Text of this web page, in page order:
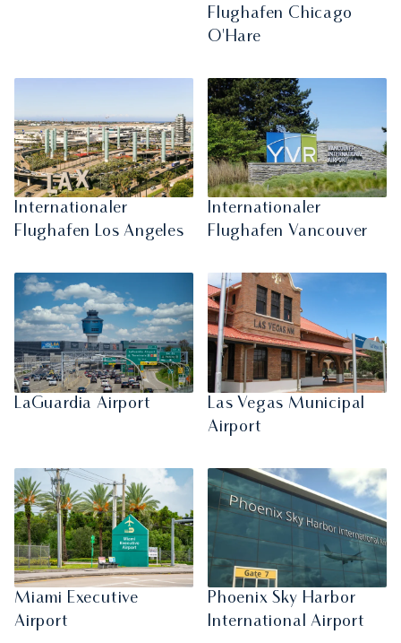
Flughafen Chicago
O'Hare
Internationaler
Flughafen Los Angeles
Internationaler
Flughafen Vancouver
LaGuardia Airport
Las Vegas Municipal
Airport
Miami Executive
Airport
Phoenix Sky Harbor
International Airport